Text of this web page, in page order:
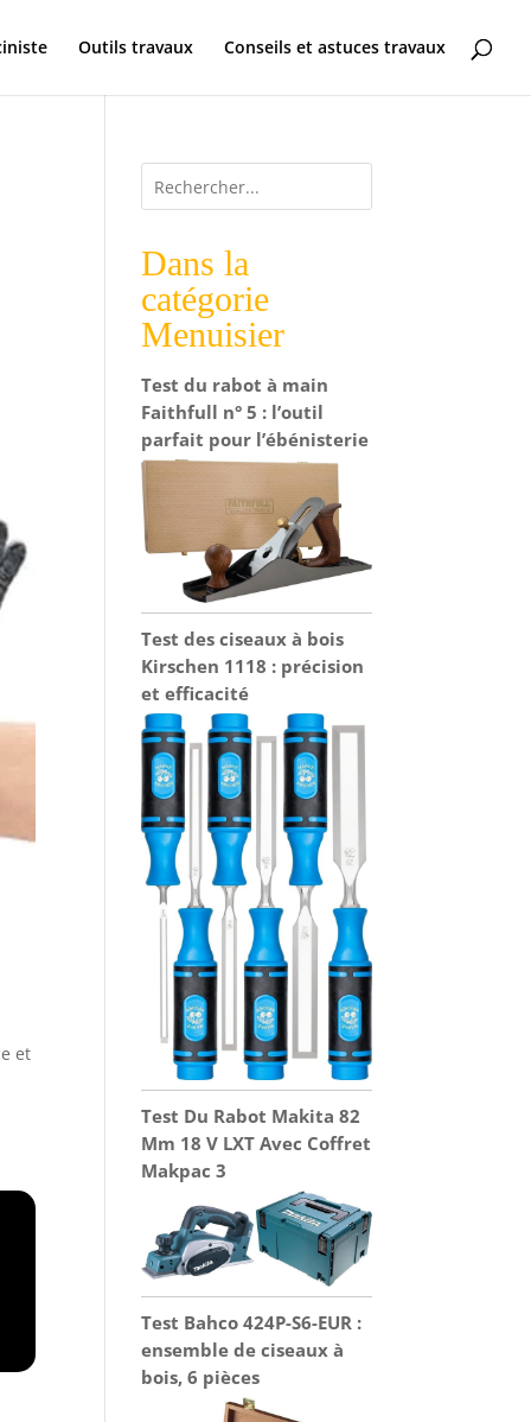
Outils travaux Conseils et astuces travaux
et
Dans la
catégorie
Menuisier
Test du rabot à main
Faithfull n° 5 : l’outil
parfait pour l’ébénisterie
Test des ciseaux à bois
Kirschen 1118 : précision
et efficacité
Test Du Rabot Makita 82
Mm 18 V LXT Avec Coffret
Makpac 3
Test Bahco 424P-S6-EUR :
ensemble de ciseaux à
bois, 6 pièces